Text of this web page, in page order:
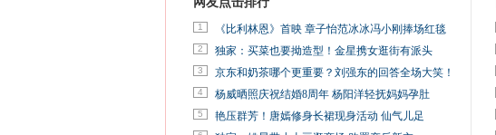
1 《比利林恩》首映 章子怡范冰冰冯小刚捧场红毯
2 独家：买菜也要拗造型！金星携女逛街有派头
3 京东和奶茶哪个更重要？刘强东的回答全场大笑！
4 杨威晒照庆祝结婚8周年 杨阳洋轻抚妈妈孕肚
5 艳压群芳！唐嫣修身长裙现身活动 仙气儿足